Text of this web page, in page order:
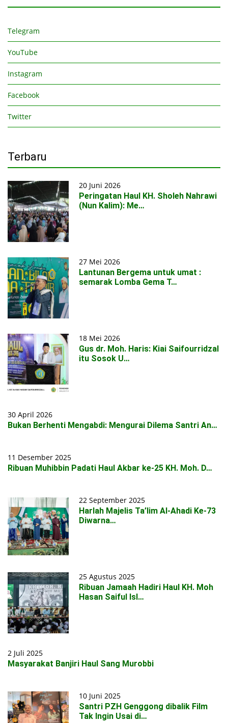
Telegram
YouTube
Instagram
Facebook
Twitter
Terbaru
20 Juni 2026
Peringatan Haul KH. Sholeh Nahrawi
(Nun Kalim): Me…
27 Mei 2026
Lantunan Bergema untuk umat :
semarak Lomba Gema T…
18 Mei 2026
Gus dr. Moh. Haris: Kiai Saifourridzal
itu Sosok U…
30 April 2026
Bukan Berhenti Mengabdi: Mengurai Dilema Santri An…
11 Desember 2025
Ribuan Muhibbin Padati Haul Akbar ke-25 KH. Moh. D…
22 September 2025
Harlah Majelis Ta’lim Al-Ahadi Ke-73
Diwarna…
25 Agustus 2025
Ribuan Jamaah Hadiri Haul KH. Moh
Hasan Saiful Isl…
2 Juli 2025
Masyarakat Banjiri Haul Sang Murobbi
10 Juni 2025
Santri PZH Genggong dibalik Film
Tak Ingin Usai di…